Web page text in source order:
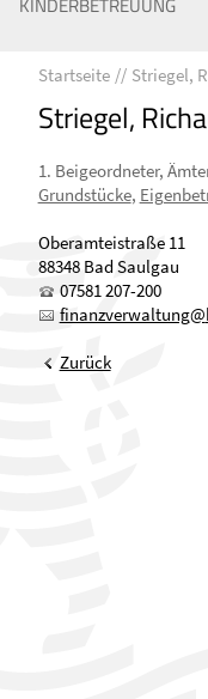
Startseite Striegel,
Striegel,
1. Beigeordneter,
Grundstücke,
Oberamteistraße 11
88348 Bad Saulgau
07581 207-200
finanzverwaltung@
Zurück